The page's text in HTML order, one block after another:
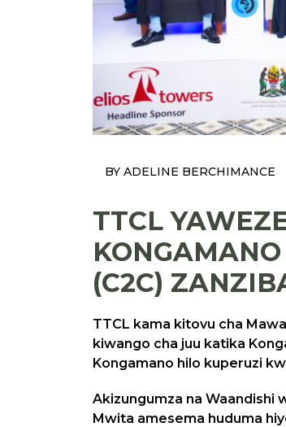
BY ADELINE BERCHIMANCE
TTCL
(C2C)
TTCL kama kitovu cha
kiwango cha juu katika
Kongamano hilo kuperuzi
Akizungumza na Waandishi
Mwita amesema huduma